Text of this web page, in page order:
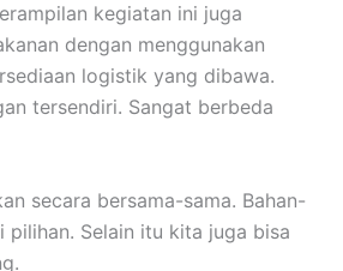
kegiatan ini juga
dengan menggunakan
logistik yang dibawa.
tersendiri. Sangat berbeda
secara bersama-sama. Bahan-
pilihan. Selain itu kita juga bisa